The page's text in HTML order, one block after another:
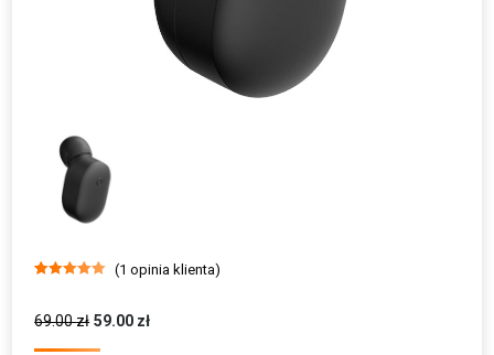
69.00zł 59.00 zł
podstawie
oceny klienta
(1 opinia klienta)